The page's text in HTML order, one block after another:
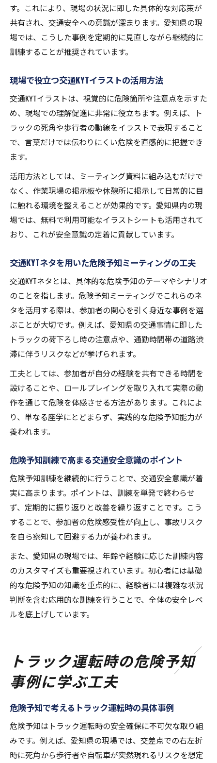
す。これにより、現場の状況に即した具体的な対応策が
共有され、交通安全への意識が深まります。愛知県の現
場では、こうした事例を定期的に見直しながら継続的に
訓練することが推奨されています。
現場で役立つ交通KYTイラストの活用方法
交通KYTイラストは、視覚的に危険箇所や注意点を示すた
め、現場での理解促進に非常に役立ちます。例えば、ト
ラックの死角や歩行者の動線をイラストで表現すること
で、言葉だけでは伝わりにくい危険を直感的に把握でき
ます。
活用方法としては、ミーティング資料に組み込むだけで
なく、作業現場の掲示板や休憩所に掲示して日常的に目
に触れる環境を整えることが効果的です。愛知県内の現
場では、無料で利用可能なイラストシートも活用されて
おり、これが安全意識の定着に貢献しています。
交通KYTネタを用いた危険予知ミーティングの工夫
交通KYTネタとは、具体的な危険予知のテーマやシナリオ
のことを指します。危険予知ミーティングでこれらのネ
タを活用する際は、参加者の関心を引く身近な事例を選
ぶことが大切です。例えば、愛知県の交通事情に即した
トラックの荷下ろし時の注意点や、通勤時間帯の道路渋
滞に伴うリスクなどが挙げられます。
工夫としては、参加者が自分の経験を共有できる時間を
設けることや、ロールプレイングを取り入れて実際の動
作を通じて危険を体感させる方法があります。これによ
り、単なる座学にとどまらず、実践的な危険予知能力が
養われます。
危険予知訓練で高まる交通安全意識のポイント
危険予知訓練を継続的に行うことで、交通安全意識が着
実に高まります。ポイントは、訓練を単発で終わらせ
ず、定期的に振り返りと改善を繰り返すことです。こう
することで、参加者の危険感受性が向上し、事故リスク
を自ら察知して回避する力が養われます。
また、愛知県の現場では、年齢や経験に応じた訓練内容
のカスタマイズも重要視されています。初心者には基礎
的な危険予知の知識を重点的に、経験者には複雑な状況
判断を含む応用的な訓練を行うことで、全体の安全レベ
ルを底上げしています。
トラック運転時の危険予知
事例に学ぶ工夫
危険予知で考えるトラック運転時の具体事例
危険予知はトラック運転時の安全確保に不可欠な取り組
みです。例えば、愛知県の現場では、交差点での右左折
時に死角から歩行者や自転車が突然現れるリスクを想定